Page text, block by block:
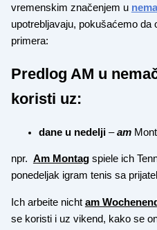
vremenskim značenjem u
upotrebljavaju, pokušaćemo da
primera:
Predlog AM u
koristi uz:
dane u nedelji–am
npr. Am Montagspiele ich
ponedeljak igram tenis sa
Ich arbeite nicht am
se koristi i uz vikend, kako se